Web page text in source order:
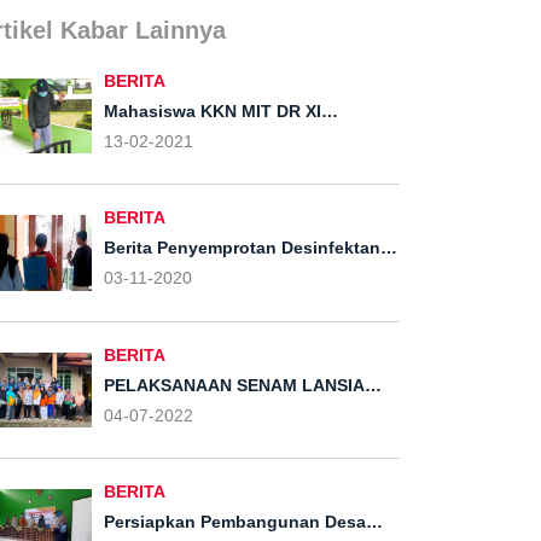
Kabar Lainnya
BERITA
Mahasiswa KKN MIT DR XI
Semarang Menyemprotkan
Sepanjang Jalan Desa Kliris
13-02-2021
BERITA
Berita Penyemprotan Desinfektan
Guna Mencegah Penyebaran
Covid-19
03-11-2020
BERITA
PELAKSANAAN SENAM LANSIA
BERSAMA MAHASISWA KKN MIT 14
04-07-2022
BERITA
Persiapkan Pembangunan Desa